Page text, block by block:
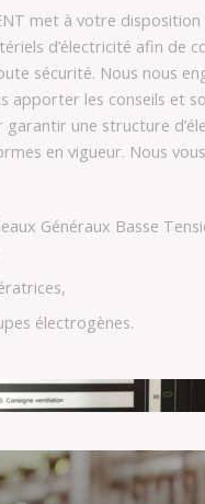
met à votre
d’électricité afin de
sécurité. Nous nous
apporter les conseils et
garantir une structure
en vigueur. Nous
Généraux Basse
électrogènes.